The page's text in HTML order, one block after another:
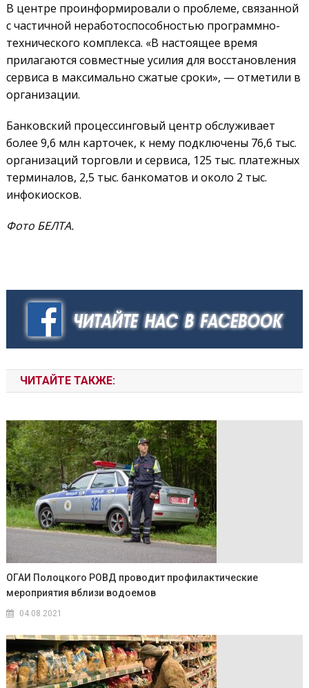
В центре проинформировали о проблеме, связанной
с частичной неработоспособностью программно-
технического комплекса. «В настоящее время
прилагаются совместные усилия для восстановления
сервиса в максимально сжатые сроки», — отметили в
организации.
Банковский процессинговый центр обслуживает
более 9,6 млн карточек, к нему подключены 76,6 тыс.
организаций торговли и сервиса, 125 тыс. платежных
терминалов, 2,5 тыс. банкоматов и около 2 тыс.
инфокиосков.
Фото БЕЛТА.
ЧИТАЙТЕ ТАКЖЕ:
ОГАИ Полоцкого РОВД проводит профилактические
мероприятия вблизи водоемов
04.08.2021